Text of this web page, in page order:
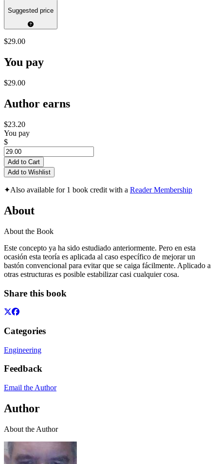
Suggested price
$29.00
You pay
$29.00
Author earns
$23.20
You pay
$
Add to Cart
Add to Wishlist
✦Also available for 1 book credit with a Reader Membership
About
About the Book
Este concepto ya ha sido estudiado anteriormente. Pero en esta
ocasión esta teoría es aplicada al caso específico de mejorar un
bastón convencional para evitar que se caiga fácilmente. Aplicado a
otras estructuras es posible estabilizar casi cualquier cosa.
Share this book
Categories
Engineering
Feedback
Email the Author
Author
About the Author